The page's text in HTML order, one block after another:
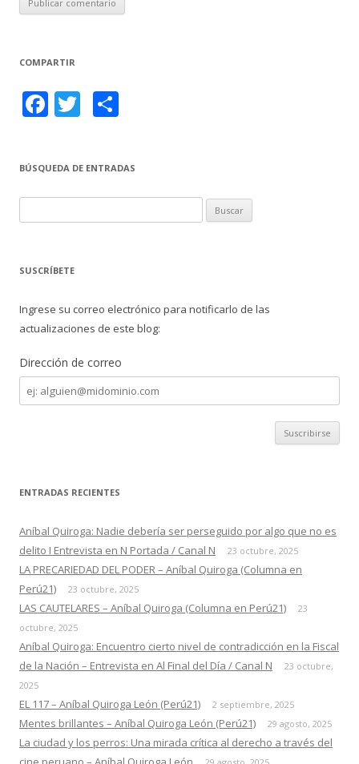
COMPARTIR
F
b
o
o
k
T
er p
ar
ti
BÚSQUEDA DE ENTRADAS
u
c
r
SUSCRÍBETE
Ingrese su correo electrónico para notificarlo de las
actualizaciones de este blog:
Dirección de correo
Dirección
de
correo
ENTRADAS RECIENTES
Aníbal Quiroga: Nadie debería ser perseguido por algo que no es
delito I Entrevista en N Portada / Canal N
23 octubre, 2025
LA PRECARIEDAD DEL PODER – Aníbal Quiroga (Columna en
Perú21)
23 octubre, 2025
LAS CAUTELARES – Aníbal Quiroga (Columna en Perú21)
23
octubre, 2025
Aníbal Quiroga: Encuentro cierto nivel de contradicción en la Fiscal
de la Nación – Entrevista en Al Final del Día / Canal N
23 octubre,
2025
EL 117 – Aníbal Quiroga León (Perú21) 2 septiembre, 2025
Mentes brillantes – Aníbal Quiroga León (Perú21) 29 agosto, 2025
La ciudad y los perros: Una mirada crítica al derecho a través del